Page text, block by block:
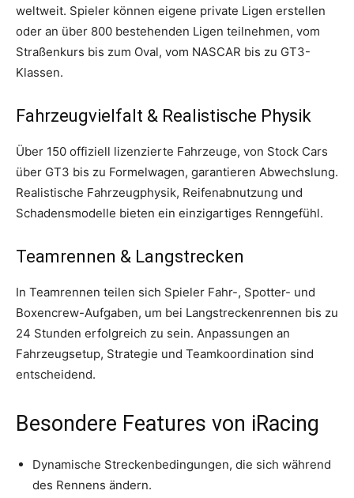
weltweit. Spieler können eigene private Ligen erstellen
oder an über 800 bestehenden Ligen teilnehmen, vom
Straßenkurs bis zum Oval, vom NASCAR bis zu GT3-
Klassen.
Fahrzeugvielfalt & Realistische Physik
Über 150 offiziell lizenzierte Fahrzeuge, von Stock Cars
über GT3 bis zu Formelwagen, garantieren Abwechslung.
Realistische Fahrzeugphysik, Reifenabnutzung und
Schadensmodelle bieten ein einzigartiges Renngefühl.
Teamrennen & Langstrecken
In Teamrennen teilen sich Spieler Fahr-, Spotter- und
Boxencrew-Aufgaben, um bei Langstreckenrennen bis zu
24 Stunden erfolgreich zu sein. Anpassungen an
Fahrzeugsetup, Strategie und Teamkoordination sind
entscheidend.
Besondere Features von iRacing
Dynamische Streckenbedingungen, die sich während
des Rennens ändern.